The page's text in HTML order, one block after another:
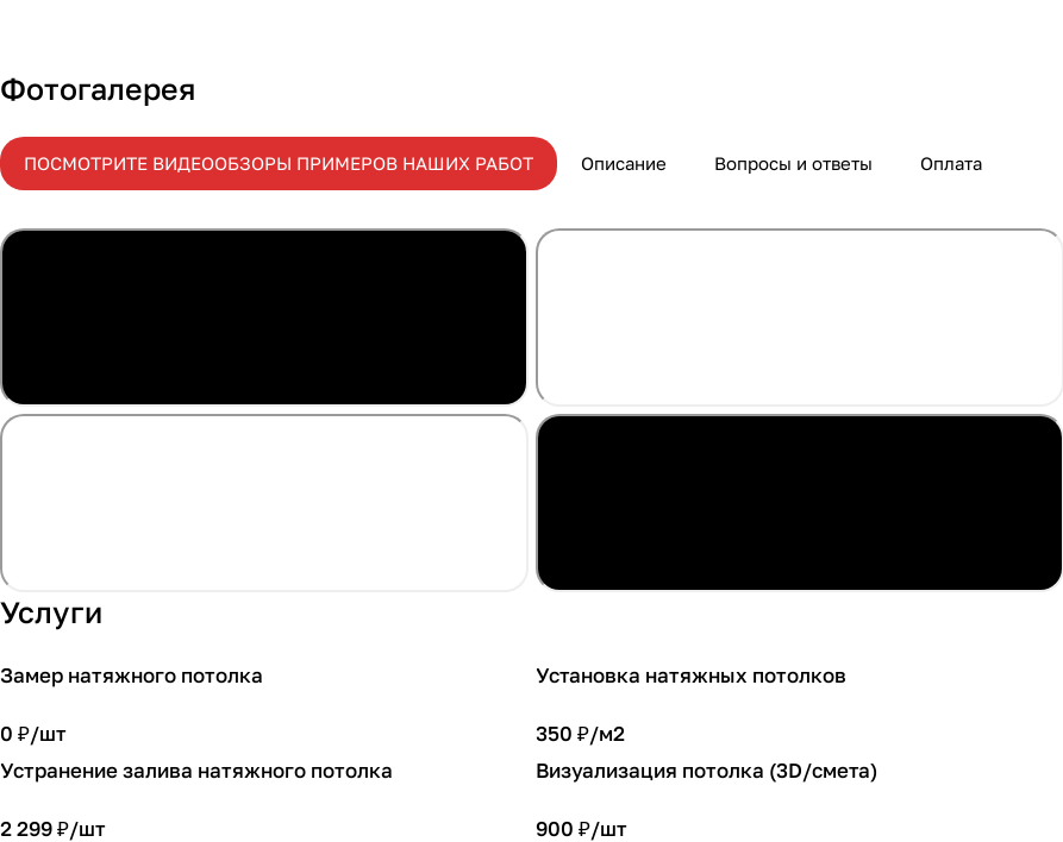
Фотогалерея
ПОСМОТРИТЕ ВИДЕООБЗОРЫ ПРИМЕРОВ НАШИХ РАБОТ Описание Вопросы и ответы Оплата
Услуги
Замер натяжного потолка
0 ₽/шт
Установка натяжных потолков
350 ₽/м2
Устранение залива натяжного потолка
2 299 ₽/шт
Визуализация потолка (3D/смета)
900 ₽/шт